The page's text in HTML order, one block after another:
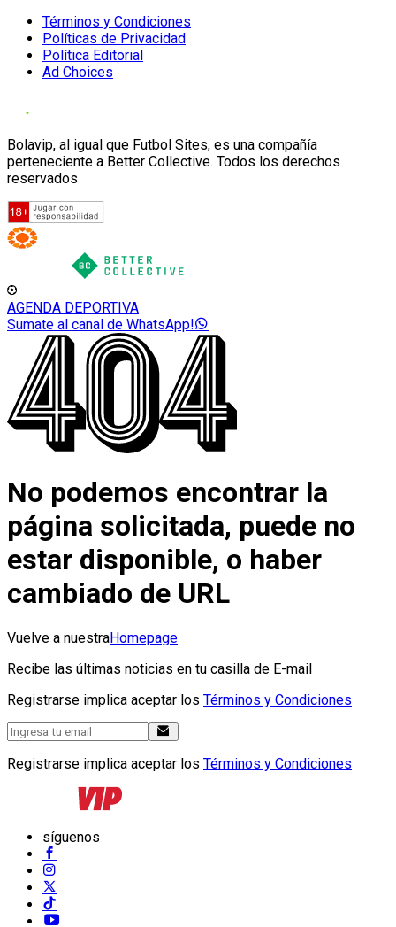
Términos y Condiciones
Políticas de Privacidad
Política Editorial
Ad Choices
Bolavip, al igual que Futbol Sites, es una compañía
perteneciente a Better Collective. Todos los derechos
reservados
AGENDA DEPORTIVA
Sumate al canal de WhatsApp!
No podemos encontrar la
página solicitada, puede no
estar disponible, o haber
cambiado de URL
Vuelve a nuestraHomepage
Recibe las últimas noticias en tu casilla de E-mail
Registrarse implica aceptar los Términos y Condiciones
Registrarse implica aceptar los Términos y Condiciones
síguenos